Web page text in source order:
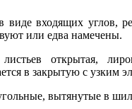
виде входящих углов,
или едва намечены.
открытая,
в закрытую с узким
вытянутые в